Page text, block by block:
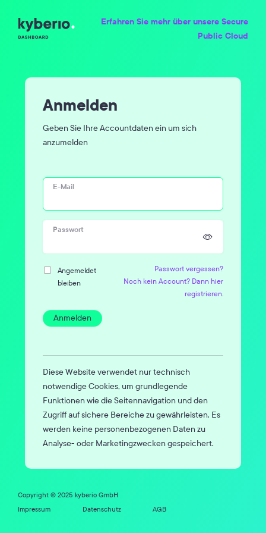
Erfahren Sie mehr über unsere Secure
Public Cloud
Anmelden
Geben Sie Ihre Accountdaten ein um sich
anzumelden
E-Mail
Passwort
Angemeldet
bleiben
Passwort vergessen?
Noch kein Account? Dann hier
registrieren.
Anmelden
Diese Website verwendet nur technisch
notwendige Cookies, um grundlegende
Funktionen wie die Seitennavigation und den
Zugriff auf sichere Bereiche zu gewährleisten. Es
werden keine personenbezogenen Daten zu
Analyse- oder Marketingzwecken gespeichert.
Copyright © 2025 kyberio GmbH
Impressum
Datenschutz AGB